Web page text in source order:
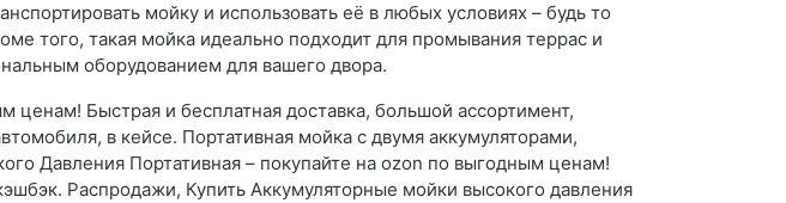
мойку и использовать её в любых условиях – будь то
того, такая мойка идеально подходит для промывания террас и
оборудованием для вашего двора.
Быстрая и бесплатная доставка, большой ассортимент,
в кейсе. Портативная мойка с двумя аккумуляторами,
Давления Портативная – покупайте на ozon по выгодным ценам!
Распродажи, Купить Аккумуляторные мойки высокого давления